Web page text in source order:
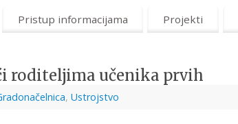
Pristup informacijama Projekti
roditeljima učenika prvih
, Ustrojstvo